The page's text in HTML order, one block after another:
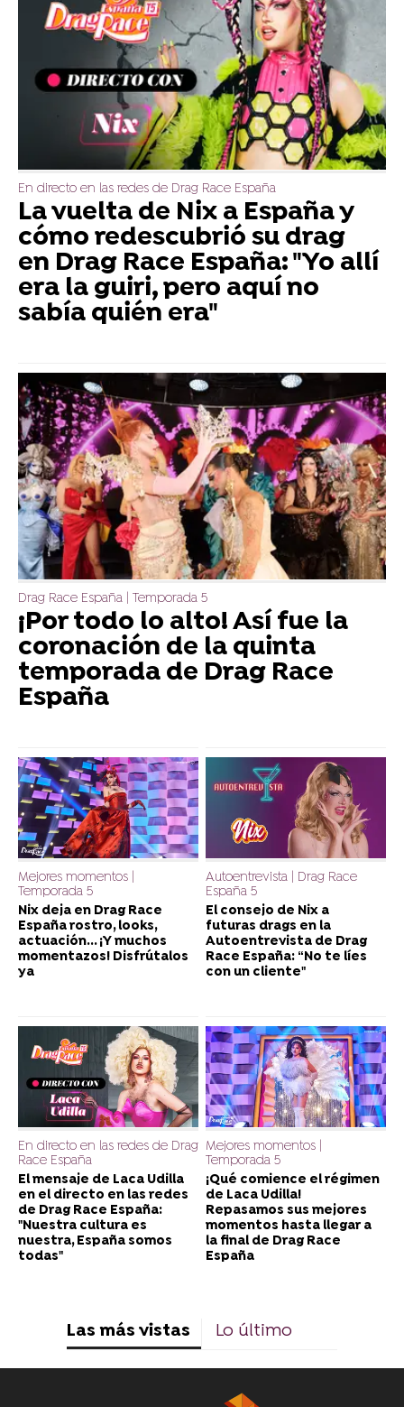
En directo en las redes de Drag Race España
La vuelta de Nix a España y
cómo redescubrió su drag
en Drag Race España: "Yo allí
era la guiri, pero aquí no
sabía quién era"
Drag Race España | Temporada 5
¡Por todo lo alto! Así fue la
coronación de la quinta
temporada de Drag Race
España
Mejores momentos |
Temporada 5
Nix deja en Drag Race
España rostro, looks,
actuación... ¡Y muchos
momentazos! Disfrútalos
ya
Autoentrevista | Drag Race
España 5
El consejo de Nix a
futuras drags en la
Autoentrevista de Drag
Race España: “No te líes
con un cliente"
En directo en las redes de Drag
Race España
El mensaje de Laca Udilla
en el directo en las redes
de Drag Race España:
"Nuestra cultura es
nuestra, España somos
todas"
Mejores momentos |
Temporada 5
¡Qué comience el régimen
de Laca Udilla!
Repasamos sus mejores
momentos hasta llegar a
la final de Drag Race
España
Las más vistas Lo último